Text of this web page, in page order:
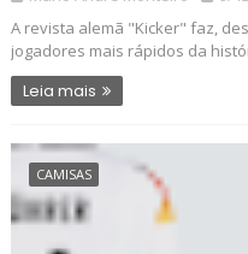
A revista alemã "Kicker" faz,
jogadores mais rápidos da
Leia mais
CAMISAS